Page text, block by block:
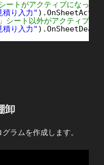
ートがアクティブになっ
積り入力"
シート以外がアクティブ
積り入力"
卸
ラムを作成します。